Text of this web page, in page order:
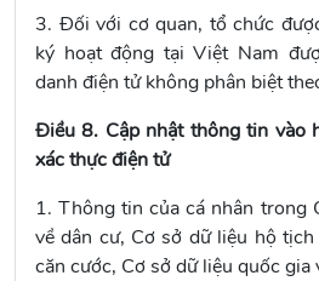
3. Đối với cơ quan, tổ chức
ký hoạt động tại Việt Nam
danh điện tử không phân biệt
Điều 8. Cập nhật thông tin vào
xác thực điện tử
1. Thông tin của cá nhân trong
về dân cư, Cơ sở dữ liệu hộ
căn cước, Cơ sở dữ liệu quốc gia